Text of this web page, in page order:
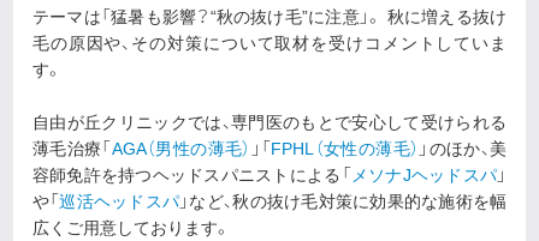
テーマは「猛暑も影響？“秋の抜け毛”に注意」。 秋に増える抜け
毛の原因や、その対策について取材を受けコメントしていま
す。
自由が丘クリニックでは、専門医のもとで安心して受けられる
薄毛治療「AGA（男性の薄毛） 」「FPHL（女性の薄毛） 」のほか、美
容師免許を持つヘッドスパニストによる「メソナJヘッドスパ」
や「巡活ヘッドスパ」など、秋の抜け毛対策に効果的な施術を幅
広くご用意しております。